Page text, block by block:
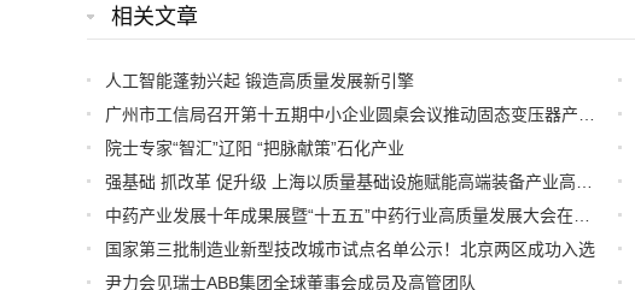
相关文章
人工智能蓬勃兴起 锻造高质量发展新引擎
院士专家“智汇”辽阳 “把脉献策”石化产业
国家第三批制造业新型技改城市试点名单公示！北京两区成功入选
尹力会见瑞士ABB集团全球董事会成员及高管团队